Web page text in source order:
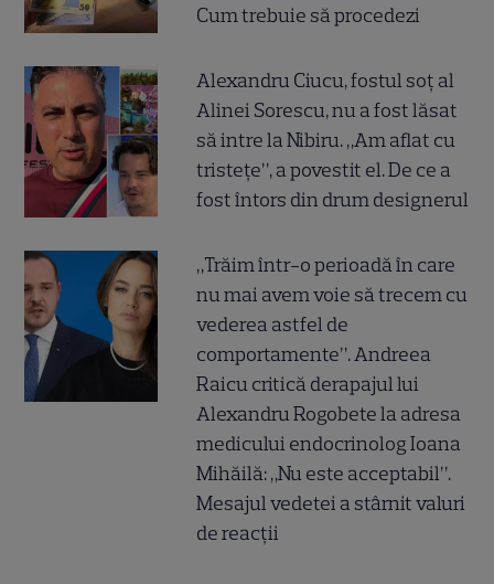
Cum trebuie să procedezi
Alexandru Ciucu, fostul soț al
Alinei Sorescu, nu a fost lăsat
să intre la Nibiru. „Am aflat cu
tristețe”, a povestit el. De ce a
fost întors din drum designerul
„Trăim într-o perioadă în care
nu mai avem voie să trecem cu
vederea astfel de
comportamente”. Andreea
Raicu critică derapajul lui
Alexandru Rogobete la adresa
medicului endocrinolog Ioana
Mihăilă: „Nu este acceptabil”.
Mesajul vedetei a stârnit valuri
de reacții